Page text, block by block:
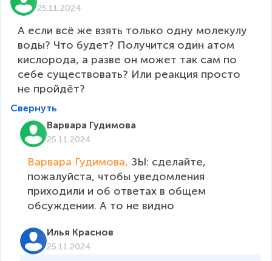
25.11.2024
А если всё же взять только одну молекулу
воды? Что будет? Получится один атом
кислорода, а разве он может так сам по
себе существовать? Или реакция просто
не пройдёт?
Свернуть
Варвара Гудимова
25.11.2024
Варвара Гудимова, ЗЫ: сделайте,
пожалуйста, чтобы уведомления
приходили и об ответах в общем
обсуждении. А то не видно
Илья Краснов
25.11.2024